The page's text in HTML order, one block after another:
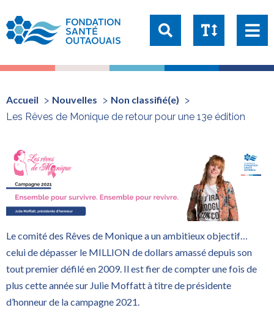
Taille du texte:
1x 1.25x
2x
Accueil Nouvelles
Non classifié(e)
Les Rêves de Monique de retour pour une 13e édition
Le comité des Rêves de Monique a un ambitieux objectif…
celui de dépasser le MILLION de dollars amassé depuis son
tout premier défilé en 2009. Il est fier de compter une fois de
plus cette année sur Julie Moffatt à titre de présidente
d’honneur de la campagne 2021.